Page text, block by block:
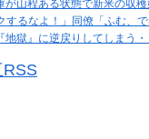
が山程ある状態で新米の収
するなよ！」同僚「ふむ、
地獄』に逆戻りしてしまう
RSS